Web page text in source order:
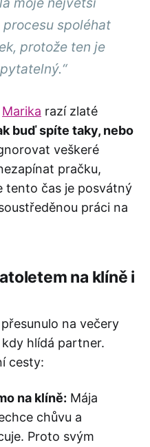
spoléhat
protože ten je
Marika razí zlaté
buď spíte taky, nebo
veškeré
pračku,
tento čas je posvátný
práci na
na klíně i
na večery
hlídá partner.
cesty:
na klíně: Mája
chůvu a
Proto svým